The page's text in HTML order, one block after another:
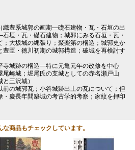
豊系城郭の画期―礎石建物・瓦・石垣の出
垣・瓦・礎石建物；城郭にみる石垣・瓦・
大坂城の縄張り；聚楽第の構造；城郭史か
豊臣・徳川初期の城郭構造；破城を再検討す
城跡の構造―特に元亀元年の改修を中心
崎城；堀尾氏の支城としての赤名瀬戸山
三沢城）
の城郭瓦；小谷城跡出土の瓦について；但
慶長年間築城の考古学的考察；家紋を押印
商品もチェックしています。